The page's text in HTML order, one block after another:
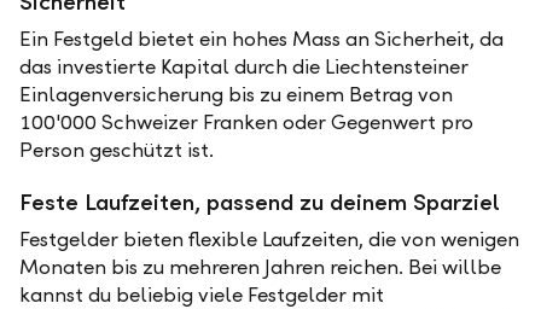
Ein Festgeld bietet ein hohes Mass an Sicherheit, da
das investierte Kapital durch die Liechtensteiner
Einlagenversicherung bis zu einem Betrag von
100'000 Schweizer Franken oder Gegenwert pro
Person geschützt ist.
Feste Laufzeiten, passend zu deinem Sparziel
Festgelder bieten flexible Laufzeiten, die von wenigen
Monaten bis zu mehreren Jahren reichen. Bei willbe
kannst du beliebig viele Festgelder mit